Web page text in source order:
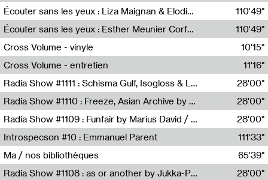
Valentine Branca
Écouter sans les yeux : Liza Maignan & Elodie Lecat
Liza Maignan,Elodie Lecat
110'49"
Écouter sans les yeux : Esther Meunier Corfdyr
Esther Meunier Corfdyr
110'49"
Cross Volume - vinyle
10'15"
Cross Volume - entretien
11'16"
Radia Show #1111 : Schisma Gulf, Isogloss & Lament For The Old Clock By Harvey Young / Resonance
Resonance
28'00"
Radia Show #1110 : Freeze, Asian Archive by Avita Maheen / Radio Worm
Radio WORM
28'00"
Radia Show #1109 : Funfair by Marius David / JET FM
Jet FM
28'00"
Introspecson #10 : Emmanuel Parent
Pierre Henry,Emmanuel Parent
111'33"
Ma / nos bibliothèques
Sarah Tritz,Elene Lapiashivili,Justin Marconnet,Mateo Cuche,Esther Lechevalier,Suzie Lecroart,Romance Castelet
65'39"
Radia Show #1108 : as or another by Jukka-Pekka Kervinen / Rádio Zero
28'00"